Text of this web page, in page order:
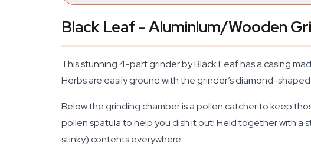
Black Leaf - Aluminium/Wooden
This stunning 4-part grinder by Black Leaf has a casing
Herbs are easily ground with the grinder’s diamond-
Below the grinding chamber is a pollen catcher to keep
pollen spatula to help you dish it out! Held together with a
stinky) contents everywhere.